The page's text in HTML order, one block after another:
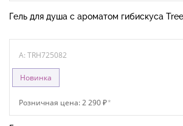
Гель для душа с ароматом гибискуса
A: TRH725082
Новинка
Розничная цена: 2 290 ₽*